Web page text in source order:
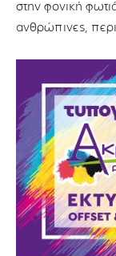
στην φονική
ανθρώπινες,